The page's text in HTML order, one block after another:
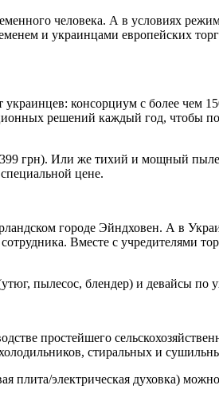
человека. А в условиях
и украинцами европейских
консорциум с более чем
решений каждый год, чтобы
грн). Или же тихий и мощный
цене.
городе Эйндховен. А в
Вместе с учредителями
пылесос, блендер) и девайсы по
простейшего
стиральных и
электрическая духовка)